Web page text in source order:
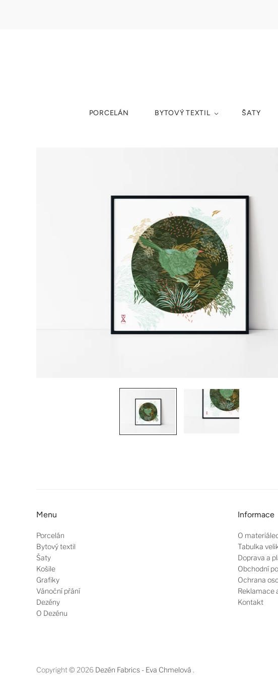
PORCELÁN BYTOVÝ TEXTIL ŠATY
Menu
Porcelán
Bytový textil
Šaty
Košile
Grafiky
Vánoční přání
Dezény
O Dezénu
Informace
O
Tabulka
Doprava a
Obchodní
Ochrana
Reklamace
Kontakt
Copyright © 2026 Dezén Fabrics - Eva Chmelová .